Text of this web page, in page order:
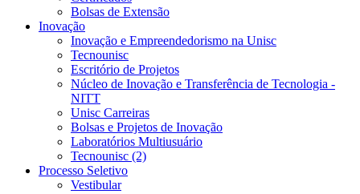
Bolsas de Extensão
Inovação
Inovação e Empreendedorismo na Unisc
Tecnounisc
Escritório de Projetos
Núcleo de Inovação e Transferência de Tecnologia -
NITT
Unisc Carreiras
Bolsas e Projetos de Inovação
Laboratórios Multiusuário
Tecnounisc (2)
Processo Seletivo
Vestibular